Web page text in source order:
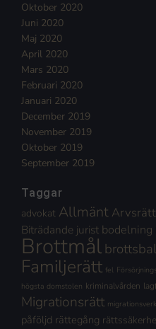
Oktober 2020
Juni 2020
Maj 2020
April 2020
Mars 2020
Februari 2020
Januari 2020
December 2019
November 2019
Oktober 2019
September 2019
Taggar
advokat Allmänt Arvsrätt
Biträdande jurist bodelning
Brottmål
Familjerätt fel
högsta domstolen kriminalvården
Migrationsrätt
påföljd rättegång